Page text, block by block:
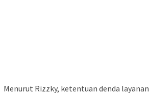
Menurut Rizzky, ketentuan denda